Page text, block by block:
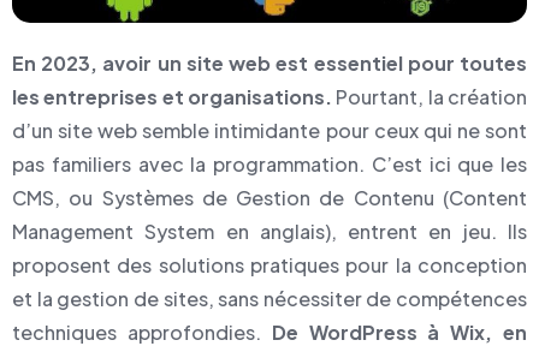
En 2023, avoir un site web est essentiel pour toutes
les entreprises et organisations. Pourtant, la création
d’un site web semble intimidante pour ceux qui ne sont
pas familiers avec la programmation. C’est ici que les
CMS, ou Systèmes de Gestion de Contenu (Content
Management System en anglais), entrent en jeu. Ils
proposent des solutions pratiques pour la conception
et la gestion de sites, sans nécessiter de compétences
techniques approfondies. De WordPress à Wix, en